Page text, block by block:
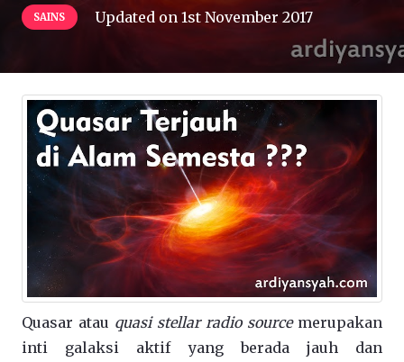
SAINS Updated on1st November 2017
Quasar atau quasi stellar radio source merupakan
inti galaksi aktif yang berada jauh dan